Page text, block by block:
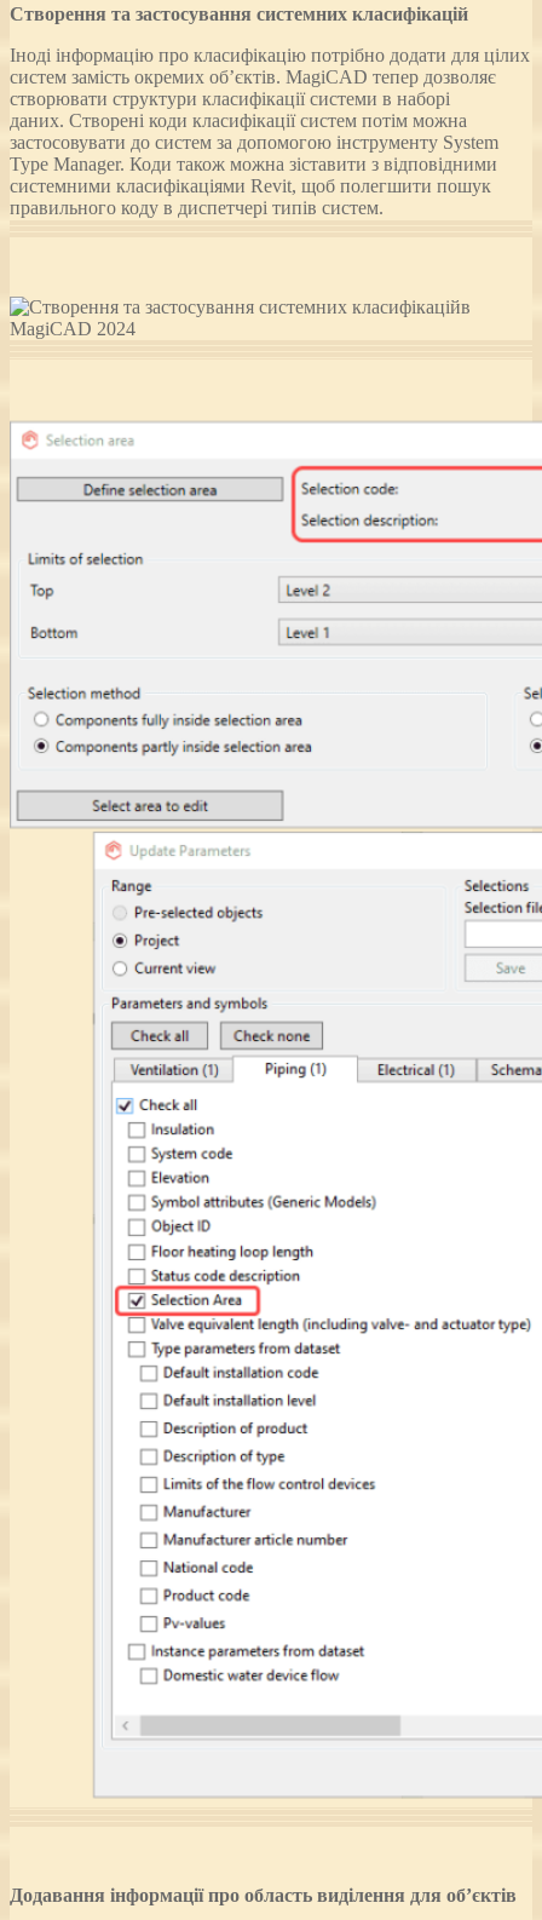
Створення та застосування системних класифікацій
Іноді інформацію про класифікацію потрібно додати для цілих
систем замість окремих об’єктів. MagiCAD тепер дозволяє
створювати структури класифікації системи в наборі
даних. Створені коди класифікації систем потім можна
застосовувати до систем за допомогою інструменту System
Type Manager. Коди також можна зіставити з відповідними
системними класифікаціями Revit, щоб полегшити пошук
правильного коду в диспетчері типів систем.
Додавання інформації про область виділення для об’єктів